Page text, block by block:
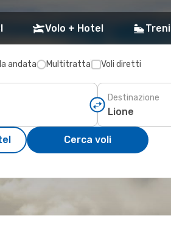
Volo + Hotel Treni
andata Multitratta Voli diretti
Destinazione
Cerca voli